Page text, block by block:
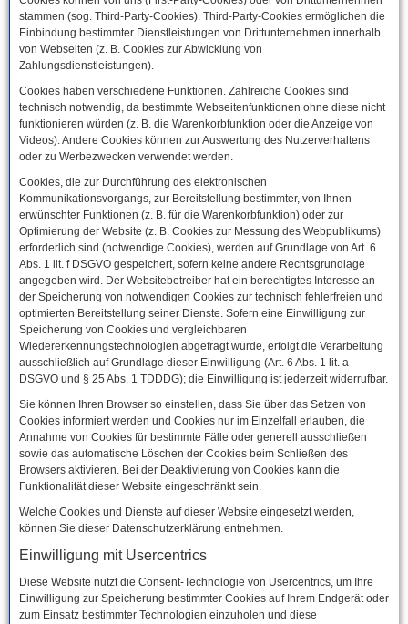
stammen (sog. Third-Party-Cookies). Third-Party-Cookies ermöglichen die
Einbindung bestimmter Dienstleistungen von Drittunternehmen innerhalb
von Webseiten (z. B. Cookies zur Abwicklung von
Zahlungsdienstleistungen).
Cookies haben verschiedene Funktionen. Zahlreiche Cookies sind
technisch notwendig, da bestimmte Webseitenfunktionen ohne diese nicht
funktionieren würden (z. B. die Warenkorbfunktion oder die Anzeige von
Videos). Andere Cookies können zur Auswertung des Nutzerverhaltens
oder zu Werbezwecken verwendet werden.
Cookies, die zur Durchführung des elektronischen
Kommunikationsvorgangs, zur Bereitstellung bestimmter, von Ihnen
erwünschter Funktionen (z. B. für die Warenkorbfunktion) oder zur
Optimierung der Website (z. B. Cookies zur Messung des Webpublikums)
erforderlich sind (notwendige Cookies), werden auf Grundlage von Art. 6
Abs. 1 lit. f DSGVO gespeichert, sofern keine andere Rechtsgrundlage
angegeben wird. Der Websitebetreiber hat ein berechtigtes Interesse an
der Speicherung von notwendigen Cookies zur technisch fehlerfreien und
optimierten Bereitstellung seiner Dienste. Sofern eine Einwilligung zur
Speicherung von Cookies und vergleichbaren
Wiedererkennungstechnologien abgefragt wurde, erfolgt die Verarbeitung
ausschließlich auf Grundlage dieser Einwilligung (Art. 6 Abs. 1 lit. a
DSGVO und § 25 Abs. 1 TDDDG); die Einwilligung ist jederzeit widerrufbar.
Sie können Ihren Browser so einstellen, dass Sie über das Setzen von
Cookies informiert werden und Cookies nur im Einzelfall erlauben, die
Annahme von Cookies für bestimmte Fälle oder generell ausschließen
sowie das automatische Löschen der Cookies beim Schließen des
Browsers aktivieren. Bei der Deaktivierung von Cookies kann die
Funktionalität dieser Website eingeschränkt sein.
Welche Cookies und Dienste auf dieser Website eingesetzt werden,
können Sie dieser Datenschutzerklärung entnehmen.
Einwilligung mit Usercentrics
Diese Website nutzt die Consent-Technologie von Usercentrics, um Ihre
Einwilligung zur Speicherung bestimmter Cookies auf Ihrem Endgerät oder
zum Einsatz bestimmter Technologien einzuholen und diese